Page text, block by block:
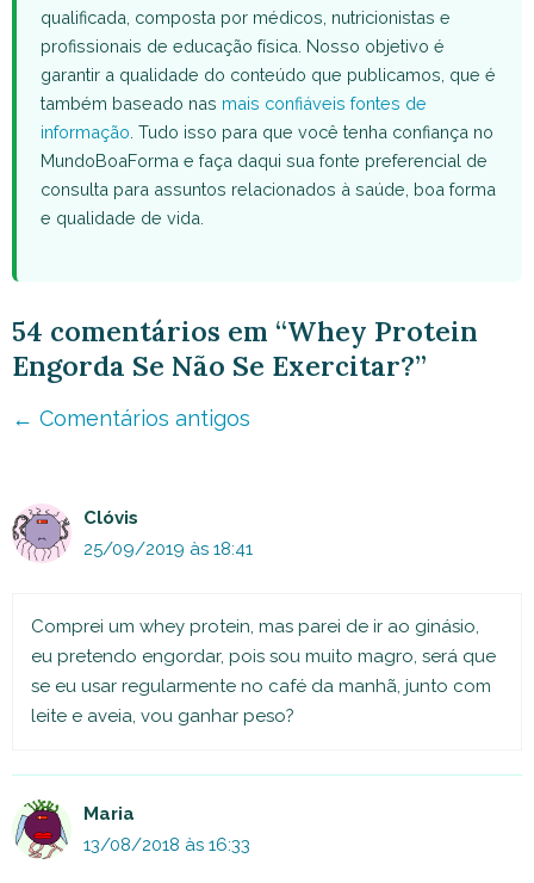
qualificada, composta por médicos, nutricionistas e
profissionais de educação física. Nosso objetivo é
garantir a qualidade do conteúdo que publicamos, que é
também baseado nas mais confiáveis fontes de
informação . Tudo isso para que você tenha confiança no
MundoBoaForma e faça daqui sua fonte preferencial de
consulta para assuntos relacionados à saúde, boa forma
e qualidade de vida.
54 comentários em “Whey Protein
Engorda Se Não Se Exercitar?”
Navegação
comentário
← Comentários antigos
Clóvis
25/09/2019 às 18:41
Comprei um whey protein, mas parei de ir ao ginásio,
eu pretendo engordar, pois sou muito magro, será que
se eu usar regularmente no café da manhã, junto com
leite e aveia, vou ganhar peso?
Maria
13/08/2018 às 16:33